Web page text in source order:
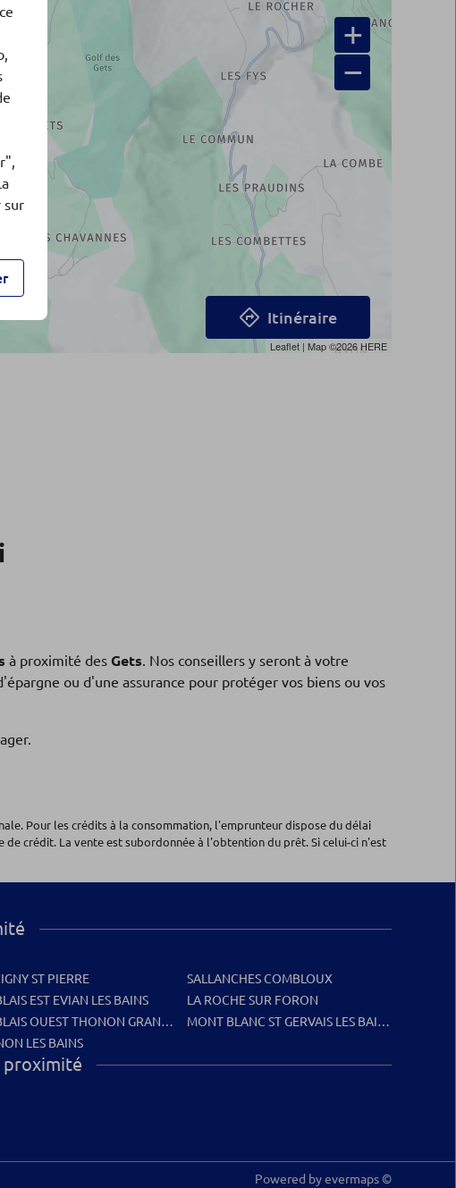
+
−
Leaflet | Map ©2026HERE
Itinéraire
à proximité des Gets. Nos conseillers y seront à votre
ou d'une assurance pour protéger vos biens ou vos
Pour les crédits à la consommation, l'emprunteur dispose du délai
crédit. La vente est subordonnée à l'obtention du prêt. Si celui-ci n'est
ST PIERRE
EST EVIAN LES BAINS
OUEST THONON GRANGETTE
LES BAINS
SALLANCHES COMBLOUX
LA ROCHE SUR FORON
MONT BLANC ST GERVAIS LES BAINS
proximité
Powered byevermaps ©
sur